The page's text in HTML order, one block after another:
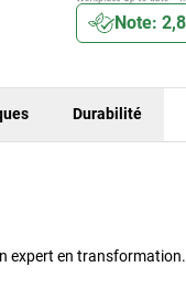
Note:
Durabilité
en